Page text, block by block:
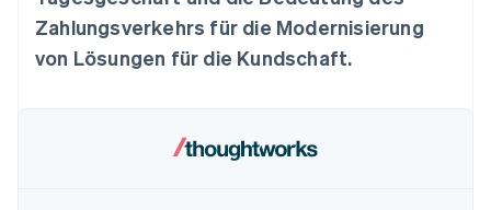
CO₂-Entnahme
Identity
Online-Identitätsprüfung
Zahlungsverkehrs für die Modernisierung
von Lösungen für die Kundschaft.